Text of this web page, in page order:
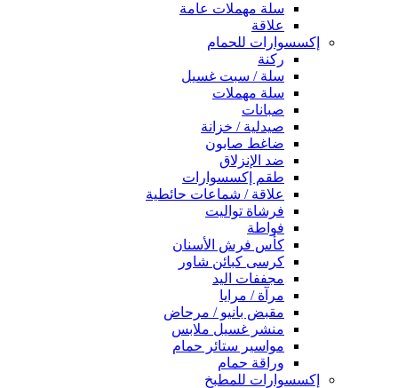
سلة مهملات عامة
علاقة
إكسسوارات للحمام
ركنة
سلة / سبت غسيل
سلة مهملات
صبانات
صيدلية / خزانة
ضاغط صابون
ضد الإنزلاق
طقم إكسسوارات
علاقة / شماعات حائطية
فرشاة تواليت
فواطة
كأس فرش الأسنان
كرسى كبائن شاور
مجففات اليد
مرآة / مرايا
مقبض بانيو / مرحاض
منشر غسيل ملابس
مواسير ستائر حمام
وراقة حمام
إكسسوارات للمطبخ